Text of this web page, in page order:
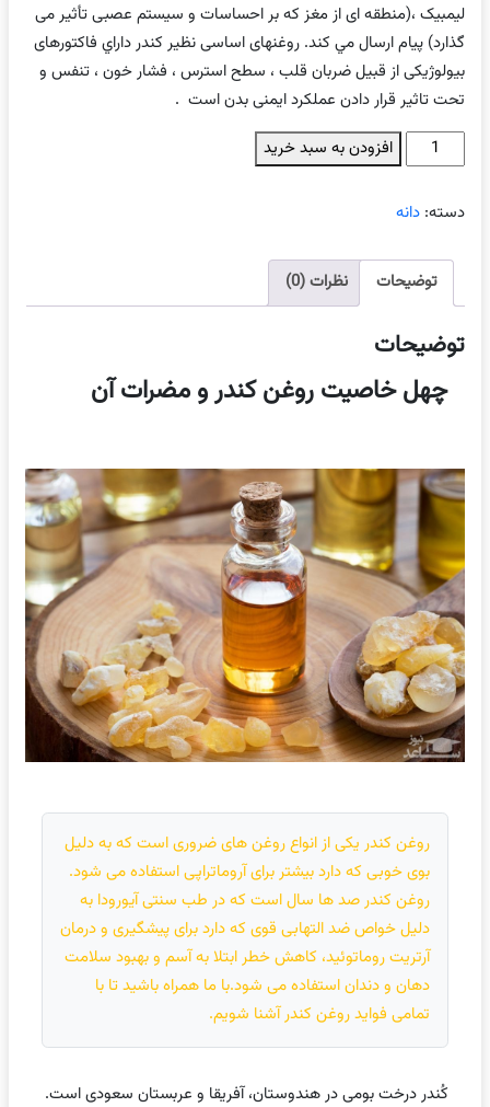
لیمبیک ،(منطقه ای از مغز که بر احساسات و سیستم عصبی تأثیر می
گذارد) پیام ارسال مي كند. روغنهای اساسی نظير كندر داراي فاکتورهای
بیولوژیکی از قبيل ضربان قلب ، سطح استرس ، فشار خون ، تنفس و
تحت تاثير قرار دادن عملکرد ایمنی بدن است .
روغن
کندر
افزودن به سبد خرید
دسته:دانه
توضیحات نظرات (0)
توضیحات
چهل خاصیت روغن کندر و مضرات آن
روغن کندر یکی از انواع روغن های ضروری است که به دلیل
بوی خوبی که دارد بیشتر برای آروماتراپی استفاده می شود.
روغن کندر صد ها سال است که در طب سنتی آیورودا به
دلیل خواص ضد التهابی قوی که دارد برای پیشگیری و درمان
آرتریت روماتوئید، کاهش خطر ابتلا به آسم و بهبود سلامت
دهان و دندان استفاده می شود.با ما همراه باشید تا با
تمامی فواید روغن کندر آشنا شویم.
کُندر درخت بومی در هندوستان، آفریقا و عربستان سعودی است.